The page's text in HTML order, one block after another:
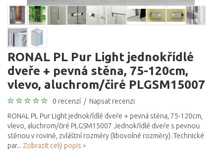
RONAL PL Pur Light jednokřídlé
dveře + pevná stěna, 75-120cm,
vlevo, aluchrom/čiré PLGSM15007
0 recenzí / Napsat recenzi
RONAL PL Pur Light jednokřídlé dveře + pevná stěna, 75-120cm,
vlevo, aluchrom/čiré PLGSM15007 Jednokřídlé dveře s pevnou
stěnou v rovině, zvláštní rozměry (libovolné rozměry). Technické
par... Zobrazit celý popis »